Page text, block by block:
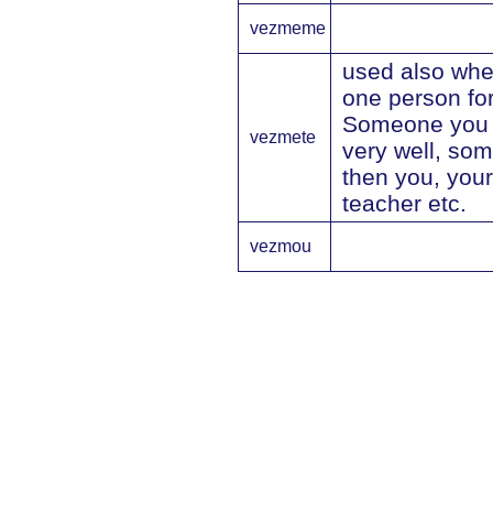
vezmeme
vezmete
used also
one person
Someone
very well,
then you,
teacher etc.
vezmou